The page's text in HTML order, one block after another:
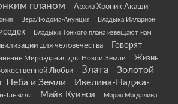
планом
Архив Хроник Акаши
ВераЛюдома-Анунция Владыка Илларион
Владыки Тонкого плана извещают нам
для человечества
Говорят
Мироздания для Новой Земли
Жизнь
Любви
Злата
Золотой
Неба и Земли
Ивелина-Наджа-
Танзиля Майк Куинси Мария Магдалина